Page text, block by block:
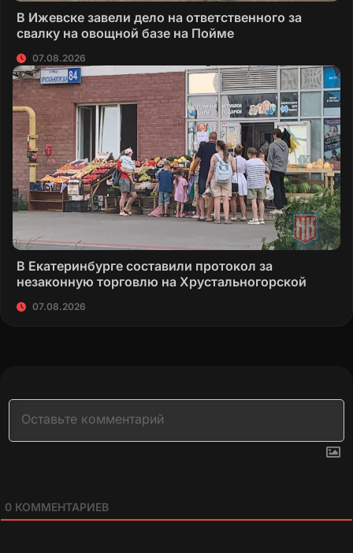
В Ижевске завели дело на ответственного за
свалку на овощной базе на Пойме
07.08.2026
В Екатеринбурге составили протокол за
незаконную торговлю на Хрустальногорской
07.08.2026
0 КОММЕНТАРИЕВ